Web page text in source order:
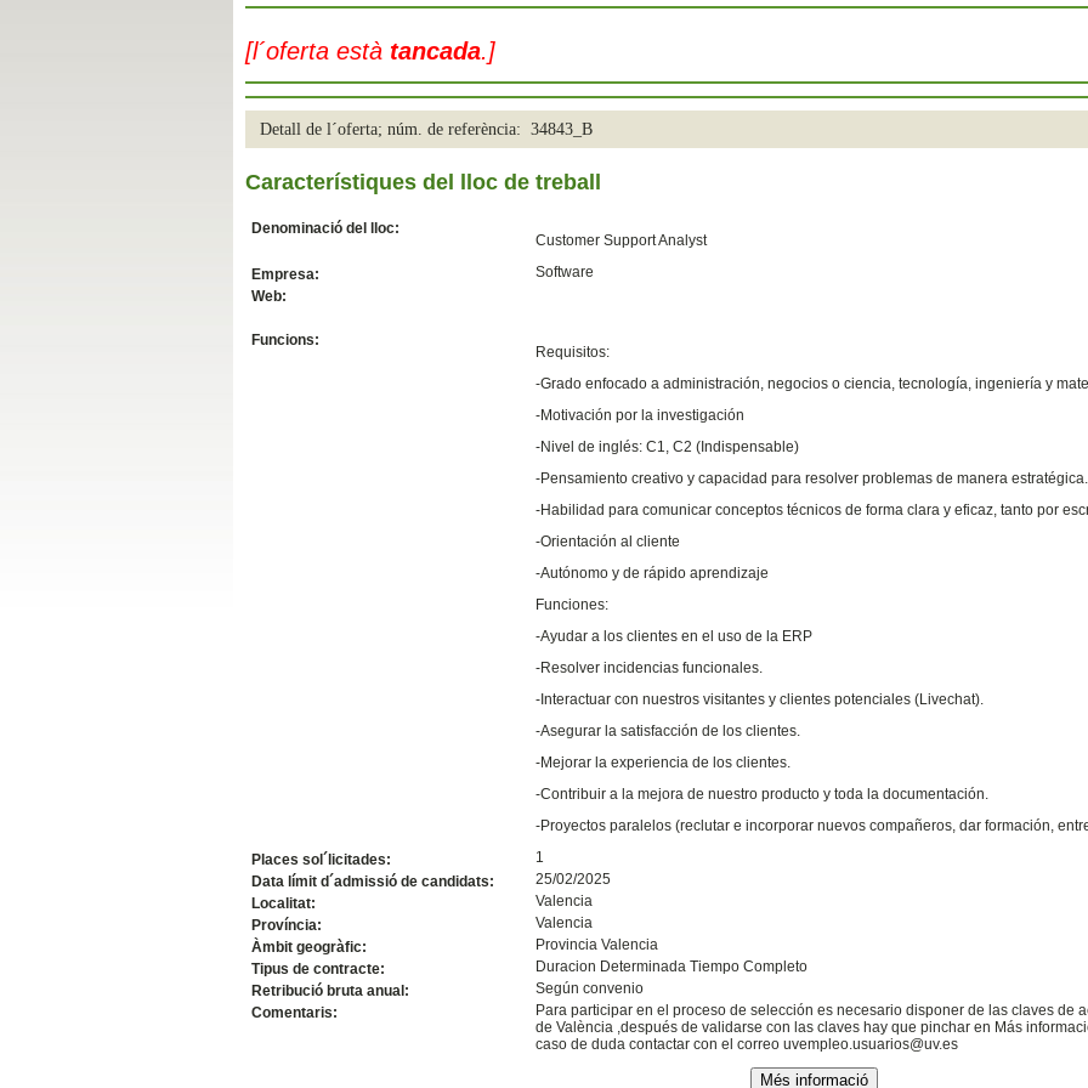
Slide01
[l´oferta està tancada.]
Detall de l´oferta; núm. de referència: 34843_B
Característiques del lloc de treball
Denominació del lloc:
Customer Support Analyst
Empresa:
Software
Web:
Funcions:
Requisitos:
-Grado enfocado a administración, negocios o ciencia, tecnología, ingeniería y
-Motivación por la investigación
-Nivel de inglés: C1, C2 (Indispensable)
-Pensamiento creativo y capacidad para resolver problemas de manera estratégica.
-Habilidad para comunicar conceptos técnicos de forma clara y eficaz, tanto por
-Orientación al cliente
-Autónomo y de rápido aprendizaje
Funciones:
-Ayudar a los clientes en el uso de la ERP
-Resolver incidencias funcionales.
-Interactuar con nuestros visitantes y clientes potenciales (Livechat).
-Asegurar la satisfacción de los clientes.
-Mejorar la experiencia de los clientes.
-Contribuir a la mejora de nuestro producto y toda la documentación.
-Proyectos paralelos (reclutar e incorporar nuevos compañeros, dar formación,
Places sol´licitades:
1
Data límit d´admissió de candidats:
25/02/2025
Localitat:
Valencia
Província:
Valencia
Àmbit geogràfic:
Provincia Valencia
Tipus de contracte:
Duracion Determinada Tiempo Completo
Retribució bruta anual:
Según convenio
Comentaris:
Para participar en el proceso de selección es necesario disponer de las claves de
de València ,después de validarse con las claves hay que pinchar en Más
caso de duda contactar con el correo uvempleo.usuarios@uv.es